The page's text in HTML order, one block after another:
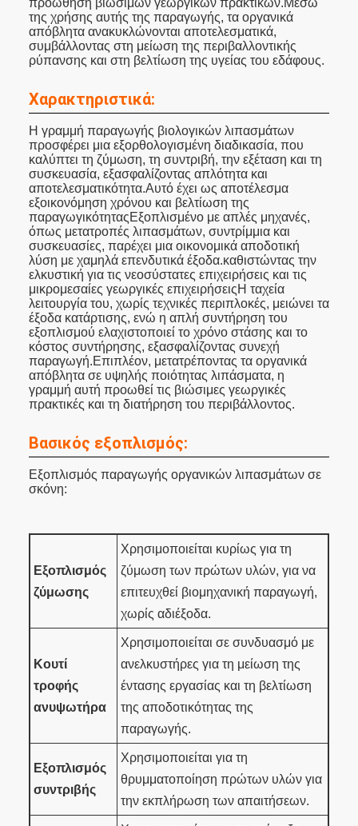
προώθηση βιώσιμων γεωργικών πρακτικών.Μέσω
της χρήσης αυτής της παραγωγής, τα οργανικά
απόβλητα ανακυκλώνονται αποτελεσματικά,
συμβάλλοντας στη μείωση της περιβαλλοντικής
ρύπανσης και στη βελτίωση της υγείας του εδάφους.
Χαρακτηριστικά:
Η γραμμή παραγωγής βιολογικών λιπασμάτων
προσφέρει μια εξορθολογισμένη διαδικασία, που
καλύπτει τη ζύμωση, τη συντριβή, την εξέταση και τη
συσκευασία, εξασφαλίζοντας απλότητα και
αποτελεσματικότητα.Αυτό έχει ως αποτέλεσμα
εξοικονόμηση χρόνου και βελτίωση της
παραγωγικότηταςΕξοπλισμένο με απλές μηχανές,
όπως μετατροπές λιπασμάτων, συντρίμμια και
συσκευασίες, παρέχει μια οικονομικά αποδοτική
λύση με χαμηλά επενδυτικά έξοδα.καθιστώντας την
ελκυστική για τις νεοσύστατες επιχειρήσεις και τις
μικρομεσαίες γεωργικές επιχειρήσειςΗ ταχεία
λειτουργία του, χωρίς τεχνικές περιπλοκές, μειώνει τα
έξοδα κατάρτισης, ενώ η απλή συντήρηση του
εξοπλισμού ελαχιστοποιεί το χρόνο στάσης και το
κόστος συντήρησης, εξασφαλίζοντας συνεχή
παραγωγή.Επιπλέον, μετατρέποντας τα οργανικά
απόβλητα σε υψηλής ποιότητας λιπάσματα, η
γραμμή αυτή προωθεί τις βιώσιμες γεωργικές
πρακτικές και τη διατήρηση του περιβάλλοντος.
Βασικός εξοπλισμός:
Εξοπλισμός παραγωγής οργανικών λιπασμάτων σε
σκόνη:
Εξοπλισμός
ζύμωσης
Χρησιμοποιείται κυρίως για τη
ζύμωση των πρώτων υλών, για να
επιτευχθεί βιομηχανική παραγωγή,
χωρίς αδιέξοδα.
Κουτί
τροφής
ανυψωτήρα
Χρησιμοποιείται σε συνδυασμό με
ανελκυστήρες για τη μείωση της
έντασης εργασίας και τη βελτίωση
της αποδοτικότητας της
παραγωγής.
Εξοπλισμός
συντριβής
Χρησιμοποιείται για τη
θρυμματοποίηση πρώτων υλών για
την εκπλήρωση των απαιτήσεων.